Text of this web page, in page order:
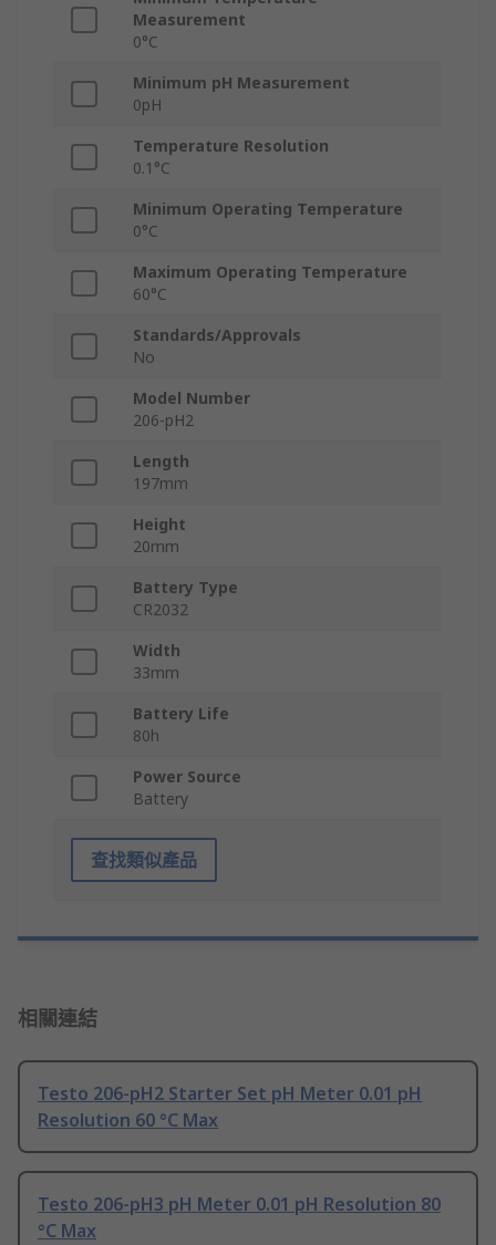
Measurement
0°C
Minimum pH Measurement
0pH
Temperature Resolution
0.1°C
Minimum Operating Temperature
0°C
Maximum Operating Temperature
60°C
Standards/Approvals
No
Model Number
206-pH2
Length
197mm
Height
20mm
Battery Type
CR2032
Width
33mm
Battery Life
80h
Power Source
Battery
查找類似產品
相關連結
Testo 206-pH2 Starter Set pH Meter 0.01 pH
Resolution 60 °C Max
Testo 206-pH3 pH Meter 0.01 pH Resolution 80
°C Max